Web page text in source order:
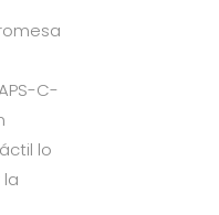
C-
lo